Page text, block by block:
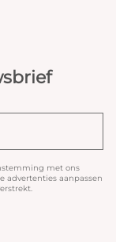
met ons
advertenties aanpassen